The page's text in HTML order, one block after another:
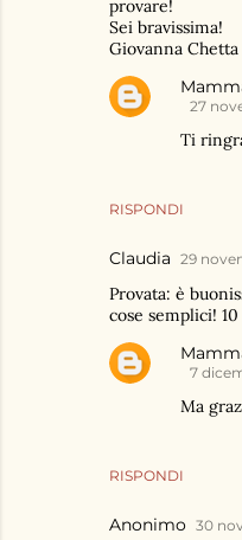
provare!
Sei bravissima!
Giovanna
RISPONDI
27
Ti
Claudia 29
Provata: è
cose semplici!
RISPONDI
7
Ma
Anonimo 30